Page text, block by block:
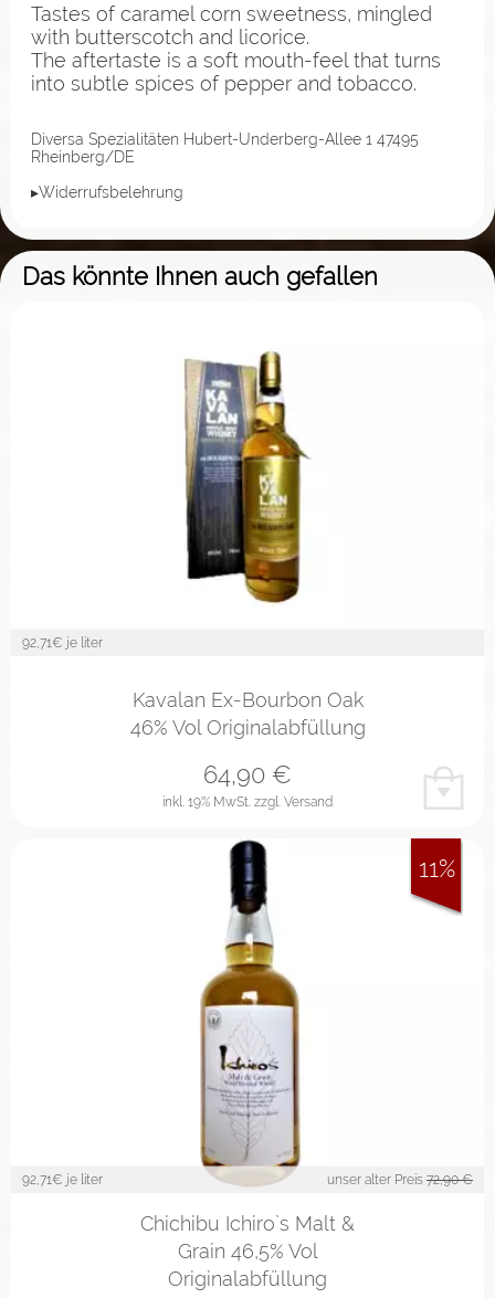
Tastes of caramel corn sweetness, mingled
with butterscotch and licorice.
The aftertaste is a soft mouth-feel that turns
into subtle spices of pepper and tobacco.
Diversa Spezialitäten Hubert-Underberg-Allee 1 47495
Rheinberg/DE
▸Widerrufsbelehrung
Das könnte Ihnen auch gefallen
92,71€ je liter
Kavalan Ex-Bourbon Oak
46% Vol Originalabfüllung
inkl. 19% MwSt. zzgl. Versand
64,90 €
92,71€ je liter unser alter Preis 72,90 €
Chichibu Ichiro`s Malt &
Grain 46,5% Vol
Originalabfüllung
11%